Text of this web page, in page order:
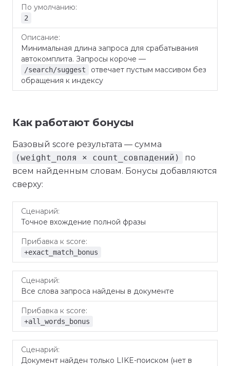
2
Минимальная длина запроса для срабатывания
автокомплита. Запросы короче —
/search/suggest
отвечает пустым массивом без
обращения к индексу
Как работают бонусы
Базовый score результата — сумма
(weight_поля × count_совпадений)
по
всем найденным словам. Бонусы добавляются
сверху:
Сценарий
к score
Точное вхождение полной фразы
+exact_match_bonus
Все слова запроса найдены в документе
+all_words_bonus
Документ найден только LIKE-поиском (нет в